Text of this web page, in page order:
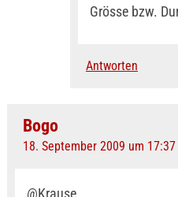
Grösse bzw.
Antworten
Bogo
18. September 2009 um 17:37
@Krause